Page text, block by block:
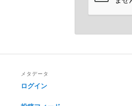
メタデータ
ログイン